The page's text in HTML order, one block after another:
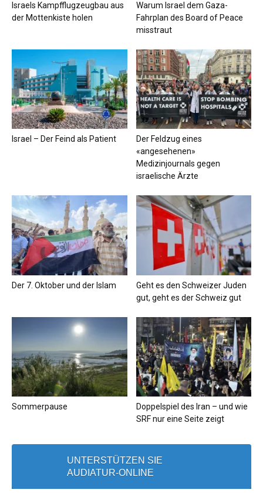
Israels Kampfflugzeugbau aus
der Mottenkiste holen
Warum Israel dem Gaza-
Fahrplan des Board of Peace
misstraut
Israel – Der Feind als Patient
Der Feldzug eines
«angesehenen»
Medizinjournals gegen
israelische Ärzte
Der 7. Oktober und der Islam
Geht es den Schweizer Juden
gut, geht es der Schweiz gut
Sommerpause
Doppelspiel des Iran – und wie
SRF nur eine Seite zeigt
UNTERSTÜTZEN SIE
AUDIATUR-ONLINE